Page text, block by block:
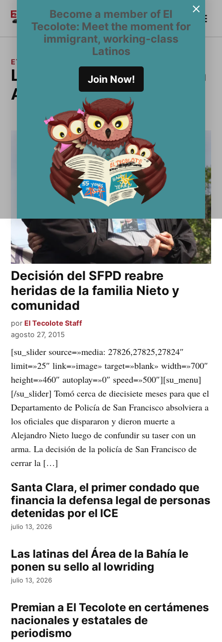
Become a member of El
Tecolote: Meet the moment for
immigrant, working-class
Latinos
Join Now!
contenido
El
Tecolote
Become a Member
ETIQUETA:
la coalición Justicia para
Alex Nieto
Decisión del SFPD reabre
heridas de la familia Nieto y
comunidad
por El Tecolote Staff
agosto 27, 2015
[su_slider source=»media: 27826,27825,27824″
limit=»25″ link=»image» target=»blank» width=»700″
height=»460″ autoplay=»0″ speed=»500″][su_menu]
[/su_slider] Tomó cerca de diecisiete meses para que el
Departamento de Policía de San Francisco absolviera a
los oficiales que dispararon y dieron muerte a
Alejandro Nieto luego de confundir su taser con un
arma. La decisión de la policía de San Francisco de
cerrar la […]
Santa Clara, el primer condado que
financia la defensa legal de personas
detenidas por el ICE
julio 13, 2026
Las latinas del Área de la Bahía le
ponen su sello al lowriding
julio 13, 2026
Premian a El Tecolote en certámenes
nacionales y estatales de
periodismo